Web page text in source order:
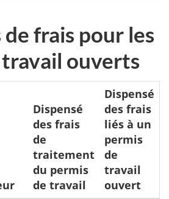
de frais pour les
ouverts
Dispensé
des frais
de
traitement
du permis
de travail
Dispensé
des frais
liés à un
permis
de
travail
ouvert